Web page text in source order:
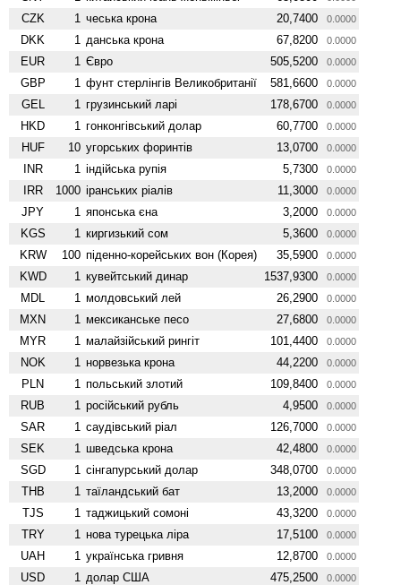
CZK 1 чеська крона 20,7400 0.0000
DKK 1 данська крона 67,8200 0.0000
EUR 1 Євро 505,5200 0.0000
GBP 1 фунт стерлінгів Велико­британії 581,6600 0.0000
GEL 1 грузинський ларі 178,6700 0.0000
HKD 1 гонконгівський долар 60,7700 0.0000
HUF 10 угорських форинтів 13,0700 0.0000
INR 1 індійська рупія 5,7300 0.0000
IRR 1000 іранських ріалів 11,3000 0.0000
JPY 1 японська єна 3,2000 0.0000
KGS 1 киргизький сом 5,3600 0.0000
KRW 100 піденно-корейських вон (Корея) 35,5900 0.0000
KWD 1 кувейтський динар 1537,9300 0.0000
MDL 1 молдовський лей 26,2900 0.0000
MXN 1 мексиканське песо 27,6800 0.0000
MYR 1 малайзійський рингіт 101,4400 0.0000
NOK 1 норвезька крона 44,2200 0.0000
PLN 1 польський злотий 109,8400 0.0000
RUB 1 російський рубль 4,9500 0.0000
SAR 1 саудівський ріал 126,7000 0.0000
SEK 1 шведська крона 42,4800 0.0000
SGD 1 сінгапурський долар 348,0700 0.0000
THB 1 таїландський бат 13,2000 0.0000
TJS 1 таджицький сомоні 43,3200 0.0000
TRY 1 нова турецька ліра 17,5100 0.0000
UAH 1 українська гривня 12,8700 0.0000
USD 1 долар США 475,2500 0.0000